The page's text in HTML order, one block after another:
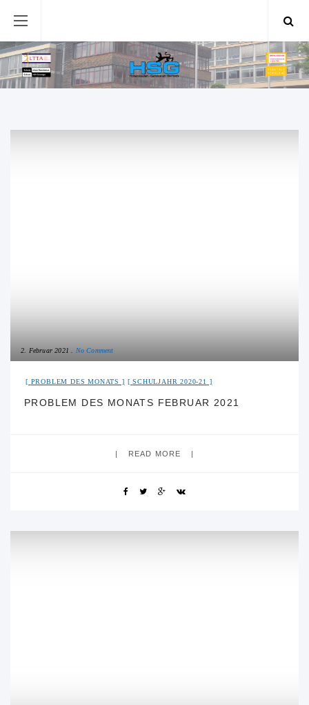
2. Februar 2021 No Comment
PROBLEM DES MONATS SCHULJAHR 2020-21
PROBLEM DES MONATS FEBRUAR 2021
READ MORE